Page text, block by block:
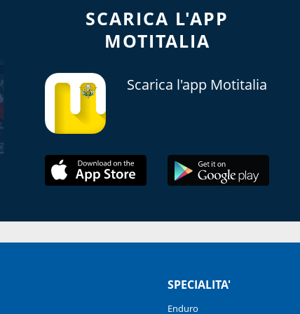
SCARICA L'APP
MOTITALIA
Scarica l'app Motitalia
SPECIALITA'
Enduro